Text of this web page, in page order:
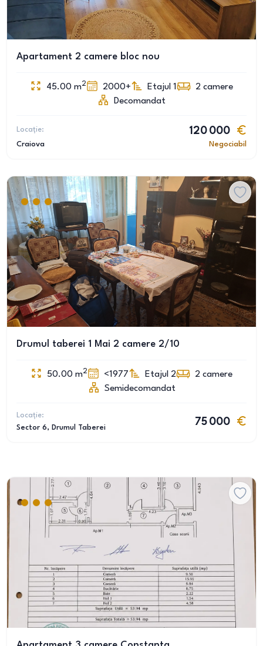
Apartament 2 camere bloc nou
45.00 m2 2000+ Etajul 1 2 camere
Decomandat
Locație:
Craiova
120 000
Negociabil
Drumul taberei 1 Mai 2 camere 2/10
50.00 m2 <1977 Etajul 2 2 camere
Semidecomandat
Locație:
Sector 6, Drumul Taberei
75 000